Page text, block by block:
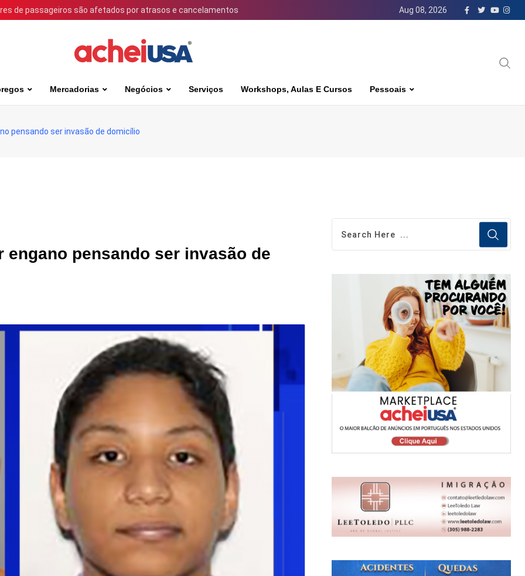
de passageiros são afetados por atrasos e cancelamentos Aug 08, 2026
Mercadorias Negócios Serviços Workshops, Aulas E Cursos Pessoais
pensando ser invasão de domicílio
pensando ser invasão de